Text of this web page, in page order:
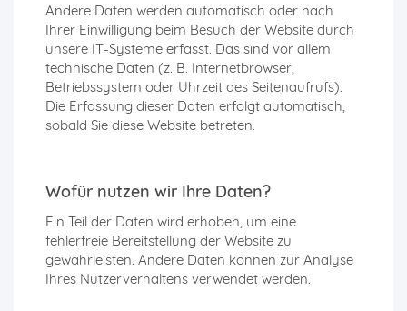
Andere Daten werden automatisch oder nach
Ihrer Einwilligung beim Besuch der Website durch
unsere IT-Systeme erfasst. Das sind vor allem
technische Daten (z. B. Internetbrowser,
Betriebssystem oder Uhrzeit des Seitenaufrufs).
Die Erfassung dieser Daten erfolgt automatisch,
sobald Sie diese Website betreten.
Wofür nutzen wir Ihre Daten?
Ein Teil der Daten wird erhoben, um eine
fehlerfreie Bereitstellung der Website zu
gewährleisten. Andere Daten können zur Analyse
Ihres Nutzerverhaltens verwendet werden.